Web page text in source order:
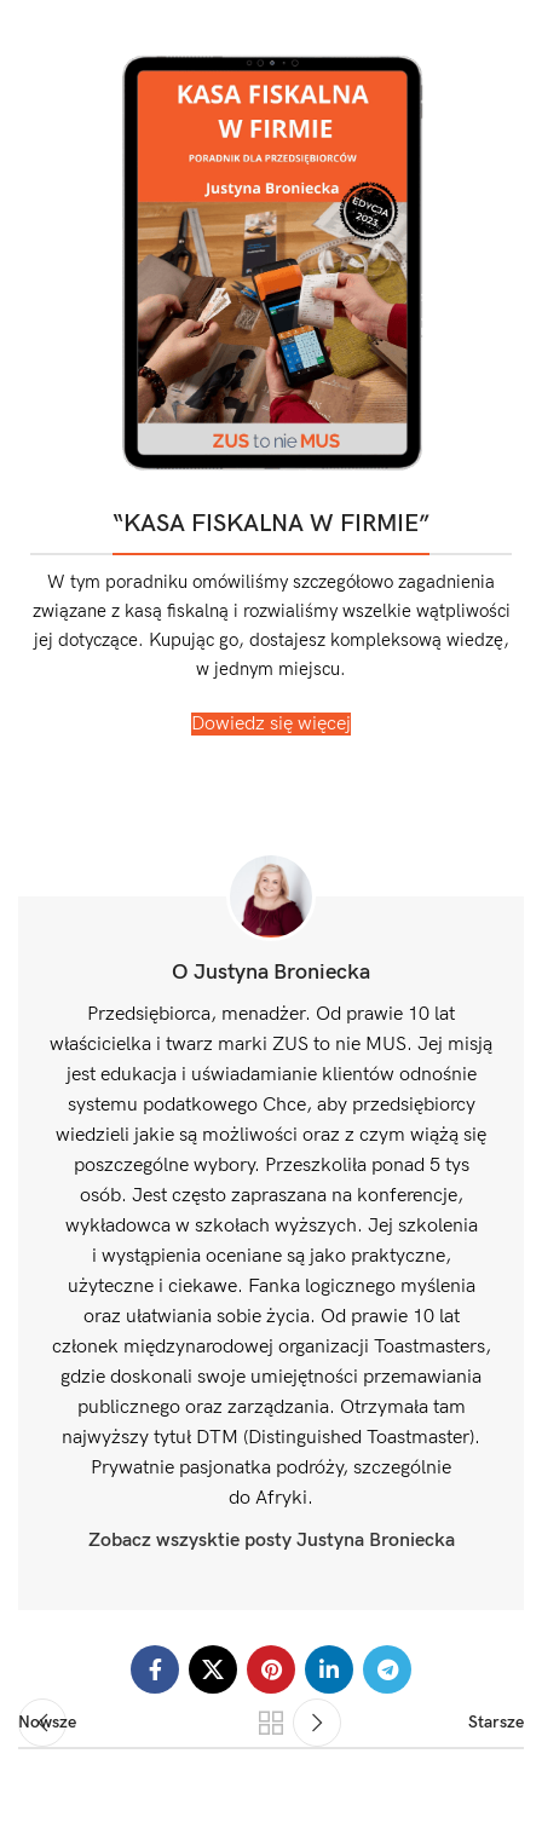
“KASA FISKALNA W FIRMIE”
W tym poradniku omówiliśmy szczegółowo zagadnienia
związane z kasą fiskalną i rozwialiśmy wszelkie wątpliwości
jej dotyczące. Kupując go, dostajesz kompleksową wiedzę,
w jednym miejscu.
Dowiedz się więcej
O Justyna Broniecka
Przedsiębiorca, menadżer. Od prawie 10 lat
właścicielka i twarz marki ZUS to nie MUS. Jej misją
jest edukacja i uświadamianie klientów odnośnie
systemu podatkowego Chce, aby przedsiębiorcy
wiedzieli jakie są możliwości oraz z czym wiążą się
poszczególne wybory. Przeszkoliła ponad 5 tys
osób. Jest często zapraszana na konferencje,
wykładowca w szkołach wyższych. Jej szkolenia
i wystąpienia oceniane są jako praktyczne,
użyteczne i ciekawe. Fanka logicznego myślenia
oraz ułatwiania sobie życia. Od prawie 10 lat
członek międzynarodowej organizacji Toastmasters,
gdzie doskonali swoje umiejętności przemawiania
publicznego oraz zarządzania. Otrzymała tam
najwyższy tytuł DTM (Distinguished Toastmaster).
Prywatnie pasjonatka podróży, szczególnie
do Afryki.
Zobacz wszysktie posty Justyna Broniecka
Nowsze Starsze